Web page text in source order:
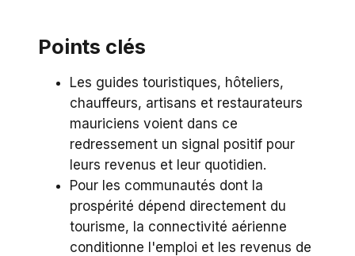
Points clés
Les guides touristiques, hôteliers,
chauffeurs, artisans et restaurateurs
mauriciens voient dans ce
redressement un signal positif pour
leurs revenus et leur quotidien.
Pour les communautés dont la
prospérité dépend directement du
tourisme, la connectivité aérienne
conditionne l'emploi et les revenus de